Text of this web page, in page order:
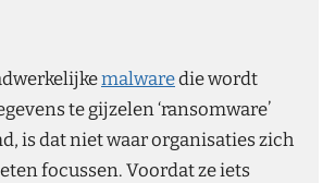
malwaredie wordt
te gijzelen ‘ransomware’
is dat niet waar organisaties zich
focussen. Voordat ze iets